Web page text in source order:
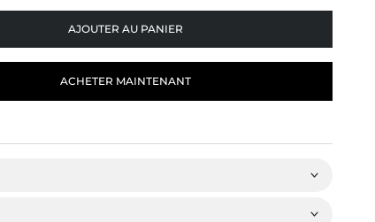
AJOUTER AU PANIER
ACHETER MAINTENANT